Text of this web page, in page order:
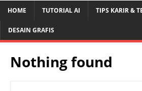
HOME TUTORIAL AI TIPS KARIR &
DESAIN GRAFIS
Nothing found